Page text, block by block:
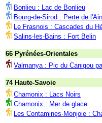
Bonlieu : Lac de Bonlieu
Bourg-de-Sirod : Perte de l'Ain
Le Frasnois : Cascades du
Salins-les-Bains : Fort Belin
66 Pyrénées-Orientales
Valmanya : Pic du Canigou
74 Haute-Savoie
Chamonix : Lacs Noirs
Chamonix : Mer de glace
Les Contamines-Monjoie :